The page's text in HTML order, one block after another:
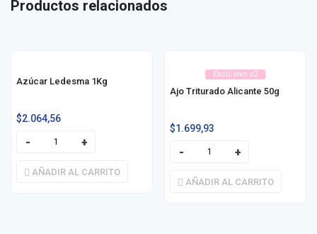
Productos relacionados
Azúcar Ledesma 1Kg
$2.064,56
AÑADIR AL CARRITO
Exclusivo x2
Ajo Triturado Alicante 50g
$1.699,93
AÑADIR AL CARRITO